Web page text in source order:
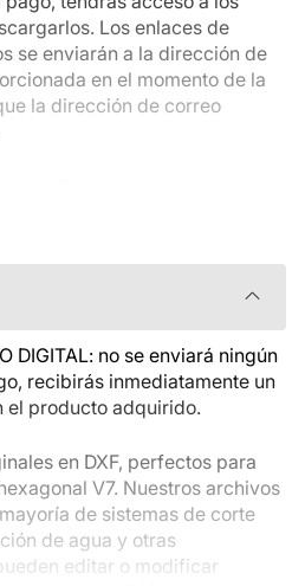
Los enlaces de
se enviarán a la dirección de
en el momento de la
la dirección de correo
devolver, cambiar ni cancelar
atentamente antes de
en contacto con nosotros si
problemas con el pedido,
con el vendedor.
DIGITAL: no se enviará ningún
recibirás inmediatamente un
el producto adquirido.
en DXF, perfectos para
V7. Nuestros archivos
de sistemas de corte
de agua y otras
editar o modificar